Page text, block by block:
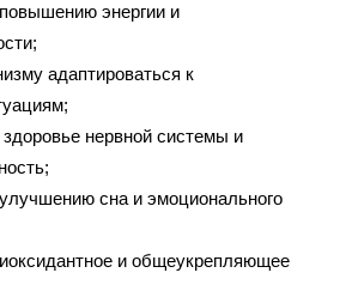
энергии и
адаптироваться к
нервной системы и
сна и эмоционального
и общеукрепляющее